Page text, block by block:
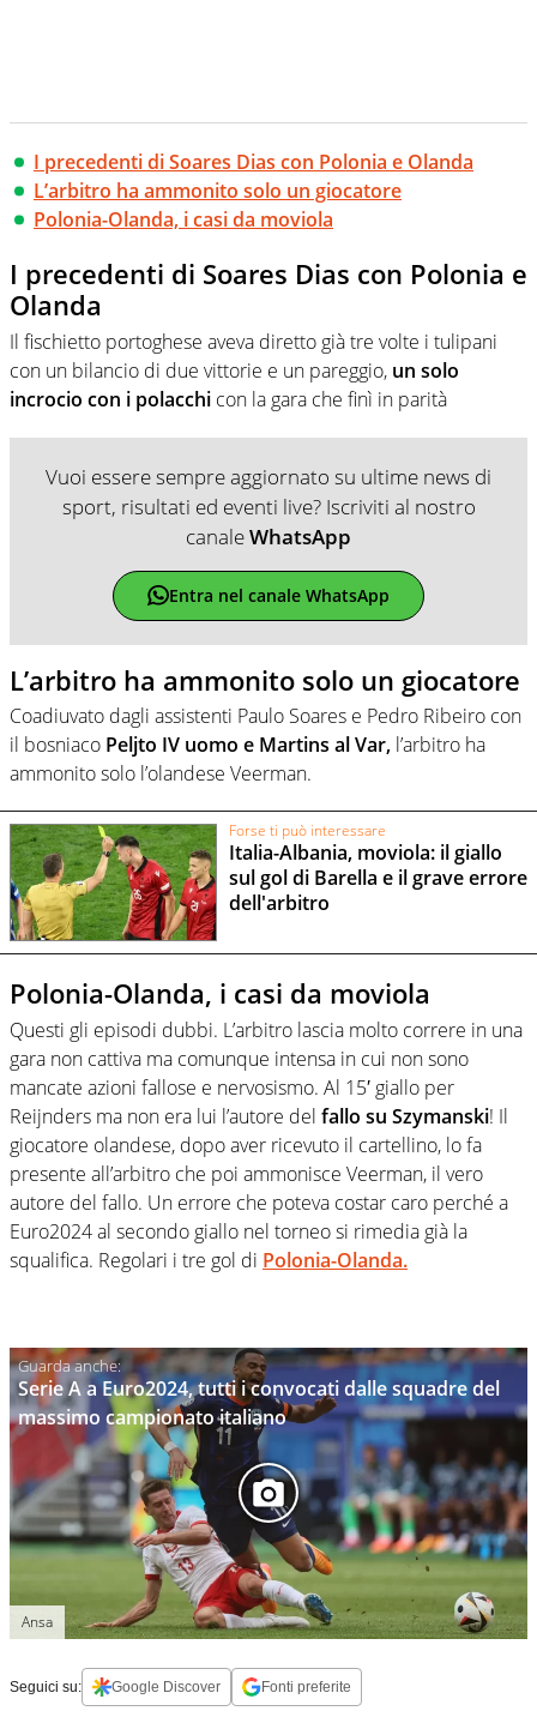
I precedenti di Soares Dias con Polonia e Olanda
L’arbitro ha ammonito solo un giocatore
Polonia-Olanda, i casi da moviola
I precedenti di Soares Dias con Polonia e
Olanda
Il fischietto portoghese aveva diretto già tre volte i tulipani
con un bilancio di due vittorie e un pareggio, un solo
incrocio con i polacchi con la gara che finì in parità
Vuoi essere sempre aggiornato su ultime news di
sport, risultati ed eventi live? Iscriviti al nostro
canaleWhatsApp
Entra nel canale WhatsApp
L’arbitro ha ammonito solo un giocatore
Coadiuvato dagli assistenti Paulo Soares e Pedro Ribeiro con
il bosniaco Peljto IV uomo e Martins al Var, l’arbitro ha
ammonito solo l’olandese Veerman.
Forse ti può interessare
Italia-Albania, moviola: il giallo
sul gol di Barella e il grave errore
dell'arbitro
Polonia-Olanda, i casi da moviola
Questi gli episodi dubbi. L’arbitro lascia molto correre in una
gara non cattiva ma comunque intensa in cui non sono
mancate azioni fallose e nervosismo. Al 15′ giallo per
Reijnders ma non era lui l’autore del fallo su Szymanski! Il
giocatore olandese, dopo aver ricevuto il cartellino, lo fa
presente all’arbitro che poi ammonisce Veerman, il vero
autore del fallo. Un errore che poteva costar caro perché a
Euro2024 al secondo giallo nel torneo si rimedia già la
squalifica. Regolari i tre gol di Polonia-Olanda.
Serie A a Euro2024, tutti i convocati dalle squadre del
massimo campionato italiano
Ansa
Seguici su: Google Discover Fonti preferite